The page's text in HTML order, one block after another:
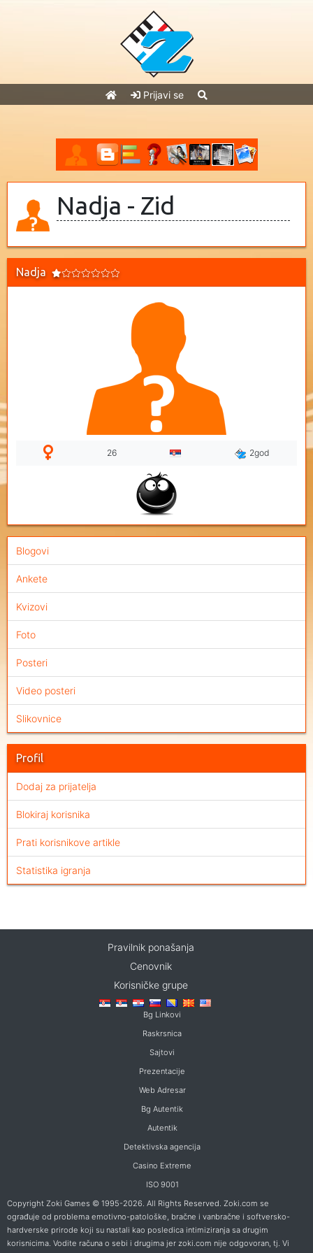
Prijavi se
Nadja - Zid
Nadja
26 2god
Blogovi
Ankete
Kvizovi
Foto
Posteri
Video posteri
Slikovnice
Profil
Dodaj za prijatelja
Blokiraj korisnika
Prati korisnikove artikle
Statistika igranja
Pravilnik ponašanja
Cenovnik
Korisničke grupe
Bg Linkovi
Raskrsnica
Sajtovi
Prezentacije
Web Adresar
Bg Autentik
Autentik
Detektivska agencija
Casino Extreme
ISO 9001
Copyright Zoki Games © 1995-2026. All Rights Reserved. Zoki.com se
ograđuje od problema emotivno-patološke, bračne i vanbračne i softversko-
hardverske prirode koji su nastali kao posledica intimiziranja sa drugim
korisnicima. Vodite računa o sebi i drugima jer zoki.com nije odgovoran, tj. Vi